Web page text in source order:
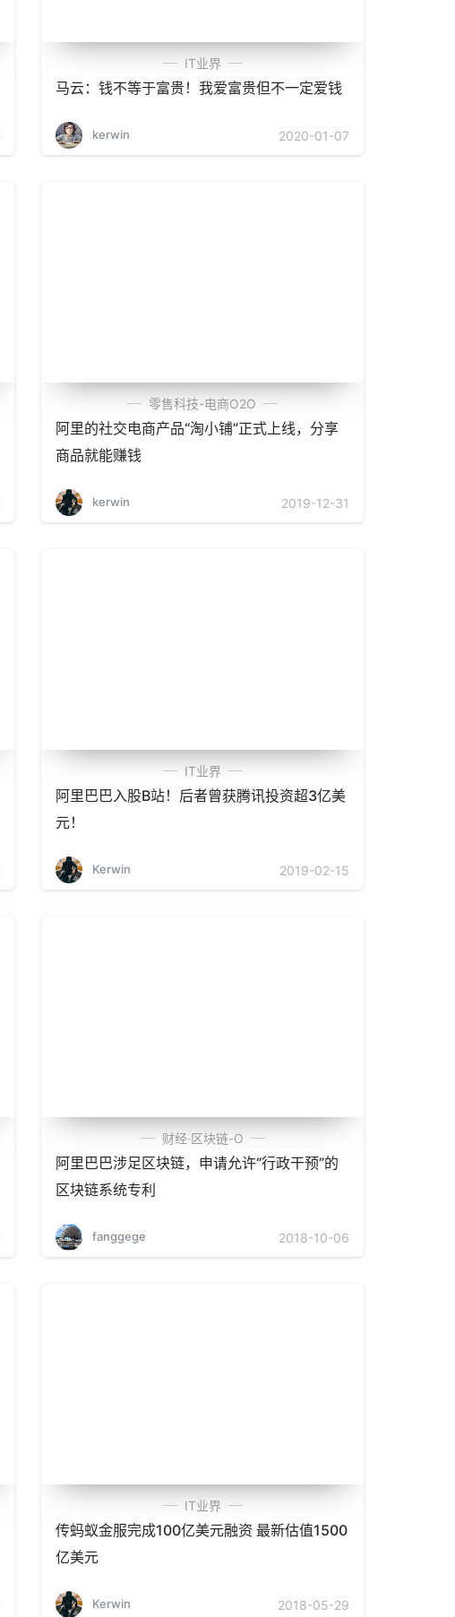
IT业界
马云：钱不等于富贵！我爱富贵但不一定爱钱
kerwin 2020-01-07
零售科技-电商O2O
阿里的社交电商产品“淘小铺”正式上线，分享
商品就能赚钱
kerwin 2019-12-31
IT业界
阿里巴巴入股B站！后者曾获腾讯投资超3亿美
元！
Kerwin 2019-02-15
财经·区块链-O
阿里巴巴涉足区块链，申请允许“行政干预”的
区块链系统专利
fanggege 2018-10-06
IT业界
传蚂蚁金服完成100亿美元融资 最新估值1500
亿美元
Kerwin 2018-05-29